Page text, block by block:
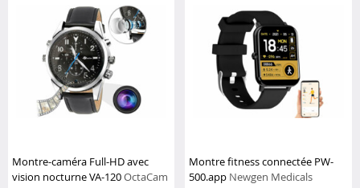
Montre-caméra Full-HD avec
vision nocturne VA-120OctaCam
Montre fitness connectée PW-
500.app Newgen Medicals